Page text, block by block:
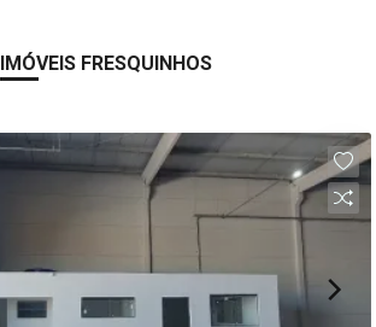
IMÓVEIS FRESQUINHOS